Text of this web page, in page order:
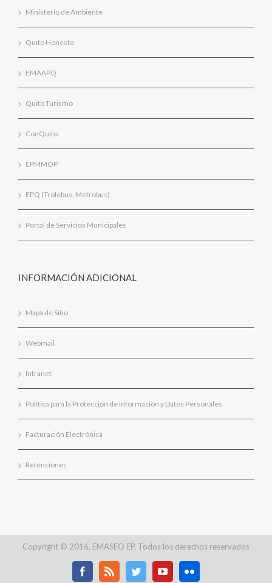
Ministerio de Ambiente
Quito Honesto
EMAAPQ
Quito Turismo
ConQuito
EPMMOP
EPQ (Trolebus, Metrobus)
Portal de Servicios Municipales
INFORMACIÓN ADICIONAL
Mapa de Sitio
Webmail
Intranet
Política para la Protección de Información y Datos Personales
Facturación Electrónica
Retenciones
Copyright © 2016, EMASEO EP. Todos los derechos reservados
Facebook
Rss TwitterYoutubeFlickr